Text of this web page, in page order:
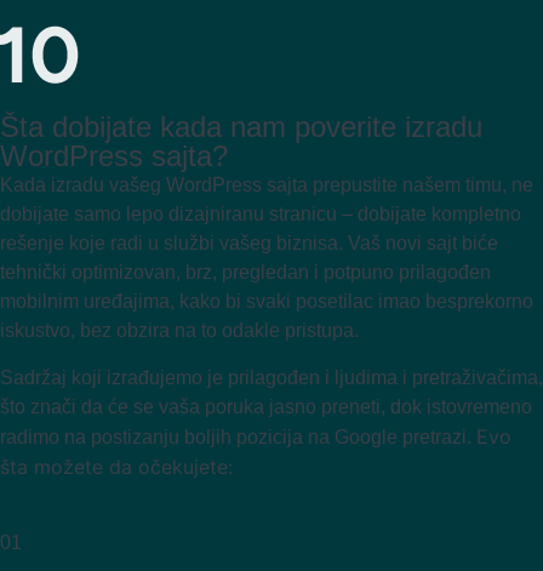
Šta dobijate kada nam poverite izradu
WordPress sajta?
Kada izradu vašeg WordPress sajta prepustite našem timu, ne
dobijate samo lepo dizajniranu stranicu – dobijate kompletno
rešenje koje radi u službi vašeg biznisa. Vaš novi sajt biće
tehnički optimizovan, brz, pregledan i potpuno prilagođen
mobilnim uređajima, kako bi svaki posetilac imao besprekorno
iskustvo, bez obzira na to odakle pristupa.
Sadržaj koji izrađujemo je prilagođen i ljudima i pretraživačima,
što znači da će se vaša poruka jasno preneti, dok istovremeno
radimo na postizanju boljih pozicija na Google pretrazi. Evo
šta možete da očekujete:
01